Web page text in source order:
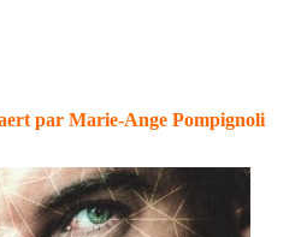
par Marie-Ange Pompignoli